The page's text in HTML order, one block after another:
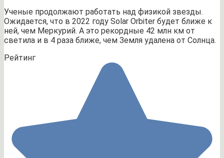
Ученые продолжают работать над физикой звезды.
Ожидается, что в 2022 году Solar Orbiter будет ближе к
ней, чем Меркурий. А это рекордные 42 млн км от
светила и в 4 раза ближе, чем Земля удалена от Солнца.
Рейтинг